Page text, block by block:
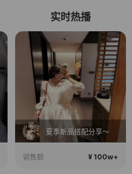
实时热播
夏季新品搭配分享～
销售额 ¥ 100w+